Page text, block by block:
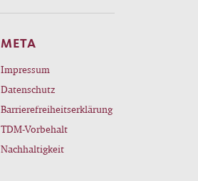
META
Impressum
Datenschutz
Barrierefreiheitserklärung
TDM-Vorbehalt
Nachhaltigkeit